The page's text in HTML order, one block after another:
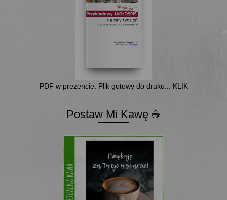
PDF w prezencie. Plik gotowy do druku... KLIK
Postaw Mi Kawę ☕